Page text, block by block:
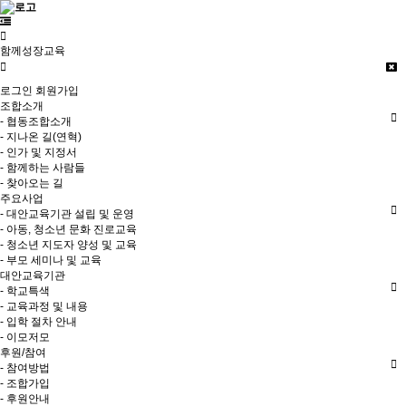
함께성장교육
로그인 회원가입
조합소개
- 협동조합소개
- 지나온 길(연혁)
- 인가 및 지정서
- 함께하는 사람들
- 찾아오는 길
주요사업
- 대안교육기관 설립 및 운영
- 아동, 청소년 문화 진로교육
- 청소년 지도자 양성 및 교육
- 부모 세미나 및 교육
대안교육기관
- 학교특색
- 교육과정 및 내용
- 입학 절차 안내
- 이모저모
후원/참여
- 참여방법
- 조합가입
- 후원안내